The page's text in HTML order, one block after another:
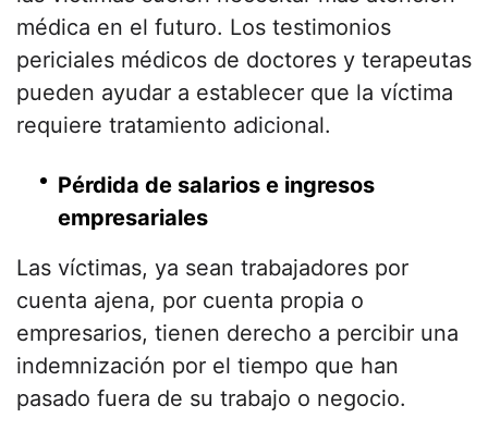
médica en el futuro. Los testimonios
periciales médicos de doctores y terapeutas
pueden ayudar a establecer que la víctima
requiere tratamiento adicional.
Pérdida de salarios e ingresos
empresariales
Las víctimas, ya sean trabajadores por
cuenta ajena, por cuenta propia o
empresarios, tienen derecho a percibir una
indemnización por el tiempo que han
pasado fuera de su trabajo o negocio.